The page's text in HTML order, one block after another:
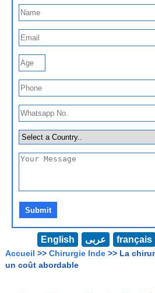
English عربى français
Accueil >> Chirurgie Inde >> La
un coût abordable